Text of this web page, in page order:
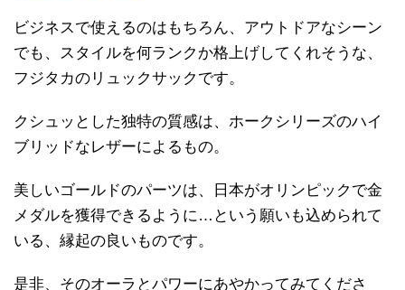
ビジネスで使えるのはもちろん、アウトドアなシーン
でも、スタイルを何ランクか格上げしてくれそうな、
フジタカのリュックサックです。
クシュッとした独特の質感は、ホークシリーズのハイ
ブリッドなレザーによるもの。
美しいゴールドのパーツは、日本がオリンピックで金
メダルを獲得できるように…という願いも込められて
いる、縁起の良いものです。
是非、そのオーラとパワーにあやかってみてくださ